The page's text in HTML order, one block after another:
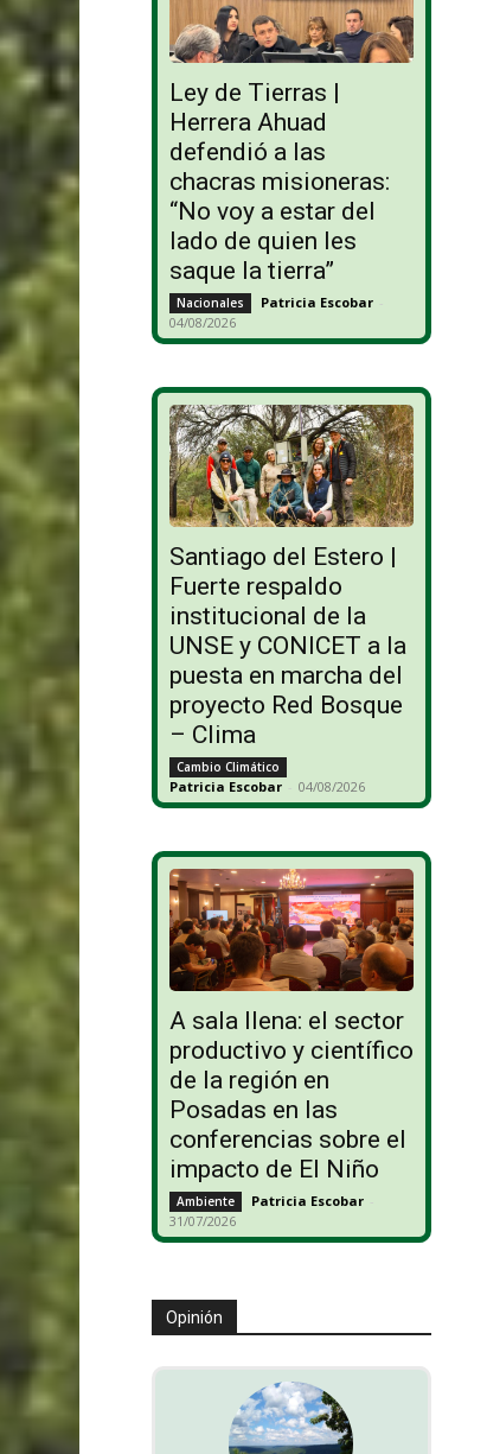
Ley de Tierras |
Herrera Ahuad
defendió a las
chacras misioneras:
“No voy a estar del
lado de quien les
saque la tierra”
Nacionales Patricia Escobar -
04/08/2026
Santiago del Estero |
Fuerte respaldo
institucional de la
UNSE y CONICET a la
puesta en marcha del
proyecto Red Bosque
– Clima
Cambio Climático
Patricia Escobar - 04/08/2026
A sala llena: el sector
productivo y científico
de la región en
Posadas en las
conferencias sobre el
impacto de El Niño
Ambiente Patricia Escobar -
31/07/2026
Opinión